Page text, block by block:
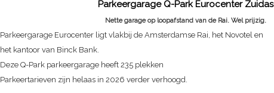
Parkeergarage Q-Park Eurocenter Zuidas
Nette garage op loopafstand van de Rai. Wel prijzig.
Parkeergarage Eurocenter ligt vlakbij de Amsterdamse Rai, het Novotel en
het kantoor van Binck Bank.
Deze Q-Park parkeergarage heeft 235 plekken
Parkeertarieven zijn helaas in 2026 verder verhoogd.